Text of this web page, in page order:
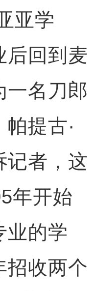
亚学
后回到麦
一名刀郎
提古·
记者，这
年开始
业的学
招收两个